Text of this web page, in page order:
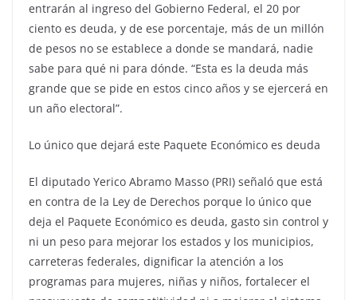
entrarán al ingreso del Gobierno Federal, el 20 por
ciento es deuda, y de ese porcentaje, más de un millón
de pesos no se establece a donde se mandará, nadie
sabe para qué ni para dónde. “Esta es la deuda más
grande que se pide en estos cinco años y se ejercerá en
un año electoral”.
Lo único que dejará este Paquete Económico es deuda
El diputado Yerico Abramo Masso (PRI) señaló que está
en contra de la Ley de Derechos porque lo único que
deja el Paquete Económico es deuda, gasto sin control y
ni un peso para mejorar los estados y los municipios,
carreteras federales, dignificar la atención a los
programas para mujeres, niñas y niños, fortalecer el